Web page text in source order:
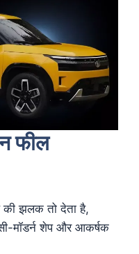
फील
की झलक तो देता है,
मॉडर्न शेप और आकर्षक